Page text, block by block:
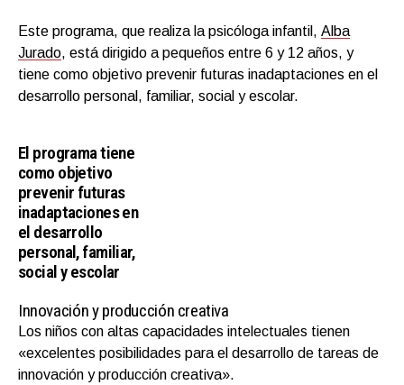
Este programa, que realiza la psicóloga infantil, Alba
Jurado, está dirigido a pequeños entre 6 y 12 años, y
tiene como objetivo prevenir futuras inadaptaciones en el
desarrollo personal, familiar, social y escolar.
El programa tiene
como objetivo
prevenir futuras
inadaptaciones en
el desarrollo
personal, familiar,
social y escolar
Innovación y producción creativa
Los niños con altas capacidades intelectuales tienen
«excelentes posibilidades para el desarrollo de tareas de
innovación y producción creativa».